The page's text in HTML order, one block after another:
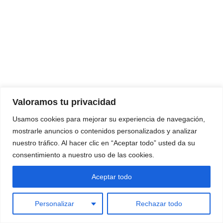
Valoramos tu privacidad
Usamos cookies para mejorar su experiencia de navegación,
mostrarle anuncios o contenidos personalizados y analizar
nuestro tráfico. Al hacer clic en “Aceptar todo” usted da su
consentimiento a nuestro uso de las cookies.
Personalizar Rechazar todo
Aceptar todo
Neve| Funciona gracias aWordPress